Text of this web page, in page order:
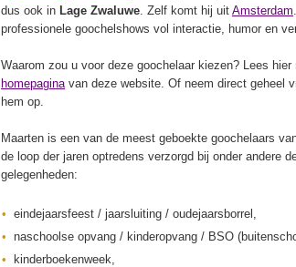
dus ook in Lage Zwaluwe. Zelf komt hij uit Amsterdam
professionele goochelshows vol interactie, humor en
Waarom zou u voor deze goochelaar kiezen? Lees hier
homepaginavan deze website. Of neem direct geheel
hem op.
Maarten is een van de meest geboekte goochelaars
de loop der jaren optredens verzorgd bij onder andere
gelegenheden:
eindejaarsfeest / jaarsluiting / oudejaarsborrel,
naschoolse opvang / kinderopvang / BSO
kinderboekenweek,